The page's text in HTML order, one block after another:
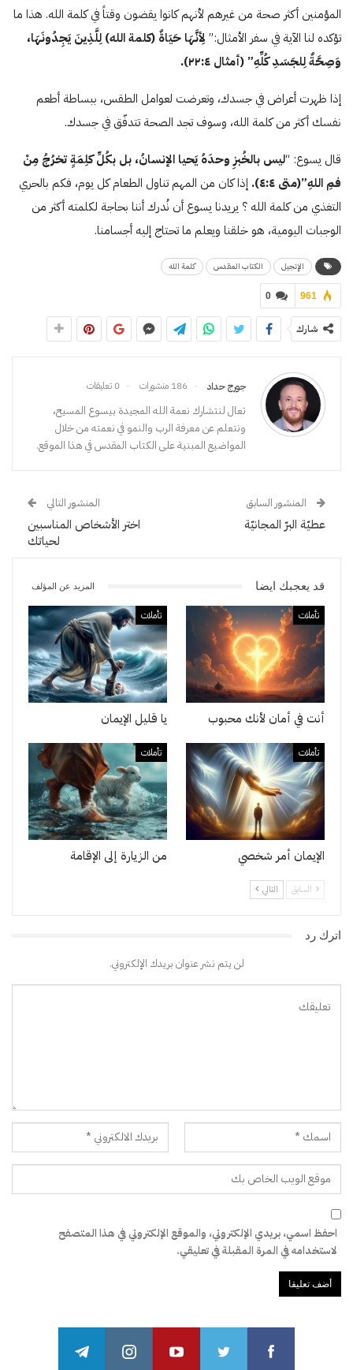
المؤمنين أكثر صحة من غيرهم لأنهم كانوا يقضون وقتاً في كلمة الله. هذا ما
تؤكده لنا الآية في سفر الأمثال:” لِأنَّهَا حَيَاةٌ (كلمة الله) لِلَّذِينَ يَجِدُونَهَا،
وَصِحَّةٌ لِلجَسَدِ كُلِّهِ” (أمثال ٢٢:٤ ).
إذا ظهرت أعراض في جسدك، وتعرضت لعوامل الطقس، ببساطة أطعم
نفسك أكثر من كلمة الله، وسوف تجد الصحة تتدفّق في جسدك.
قال يسوع: “ليس بالخُبزِ وحدَهُ يَحيا الإنسانُ، بل بكُلِّ كلِمَةٍ تخرُجُ مِنْ
فمِ اللهِ”(متى ٤:٤) . إذا كان من المهم تناول الطعام كل يوم، فكم بالحري
التغذي من كلمة الله ؟ يريدنا يسوع أن نُدرك أننا بحاجة لكلمته أكثر من
الوجبات اليومية، هو خلقنا ويعلم ما تحتاج إليه أجسامنا.
الإنجيل الكتاب المقدس كلمة الله
0 961
شارك
جورج حداد 186 منشورات 0 تعليقات
تعال لنتشارك نعمة الله المجيدة بيسوع المسيح،
ونتعلم عن معرفة الرب والنمو في نعمته من خلال
المواضيع المبنية على الكتاب المقدس في هذا الموقع.
المنشور السابق
عطيّة البرّ المجانيّة
المنشور التالي
اختر الأشخاص المناسبين
لحياتك
قد يعجبك ايضا المزيد عن المؤلف
تأملات
أنت في أمان لأنك محبوب
تأملات
يا قليل الإيمان
تأملات
الإيمان أمر شخصي
تأملات
من الزيارة إلى الإقامة
السابق التالي
اترك رد
لن يتم نشر عنوان بريدك الإلكتروني.
احفظ اسمي، بريدي الإلكتروني، والموقع الإلكتروني في هذا المتصفح
لاستخدامه في المرة المقبلة في تعليقي.